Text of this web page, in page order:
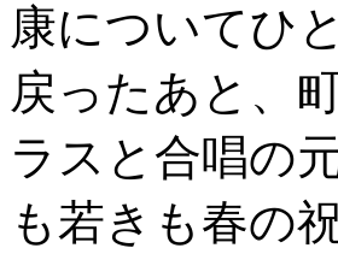
康についてひ
戻ったあと、
ラスと合唱の
も若きも春の